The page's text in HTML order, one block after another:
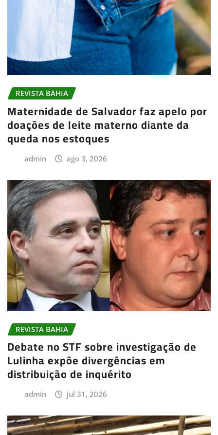
REVISTA BAHIA
Maternidade de Salvador faz apelo por
doações de leite materno diante da
queda nos estoques
admin ago 3, 2026
REVISTA BAHIA
Debate no STF sobre investigação de
Lulinha expõe divergências em
distribuição de inquérito
admin jul 31, 2026